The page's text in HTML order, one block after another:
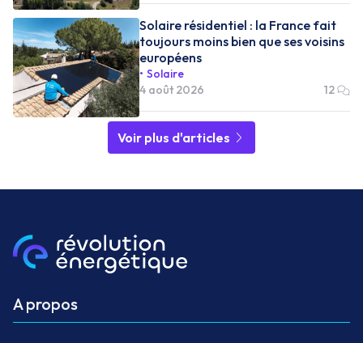
Solaire résidentiel : la France fait
toujours moins bien que ses voisins
européens
Solaire
4 août 2026
12
Voir plus d'articles
A propos